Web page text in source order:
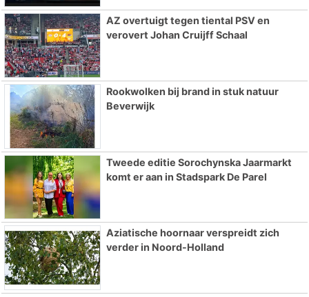
AZ overtuigt tegen tiental PSV en
verovert Johan Cruijff Schaal
Rookwolken bij brand in stuk natuur
Beverwijk
Tweede editie Sorochynska Jaarmarkt
komt er aan in Stadspark De Parel
Aziatische hoornaar verspreidt zich
verder in Noord-Holland